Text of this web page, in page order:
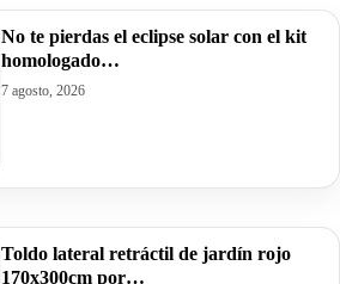
No te pierdas el eclipse solar con el kit
homologado…
7 agosto, 2026
Toldo lateral retráctil de jardín rojo
170x300cm por…